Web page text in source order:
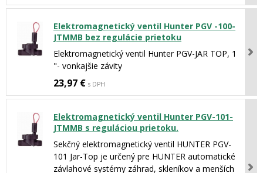
Elektromagnetický ventil Hunter PGV -100-
JTMMB bez regulácie prietoku
Elektromagnetický ventil Hunter PGV-JAR TOP, 1
"- vonkajšie závity
23,97 € s DPH
Elektromagnetický ventil Hunter PGV-101-
JTMMB s reguláciou prietoku.
Sekčný elektromagnetický ventil HUNTER PGV-
101 Jar-Top je určený pre HUNTER automatické
závlahové systémy záhrad, skleníkov a menších